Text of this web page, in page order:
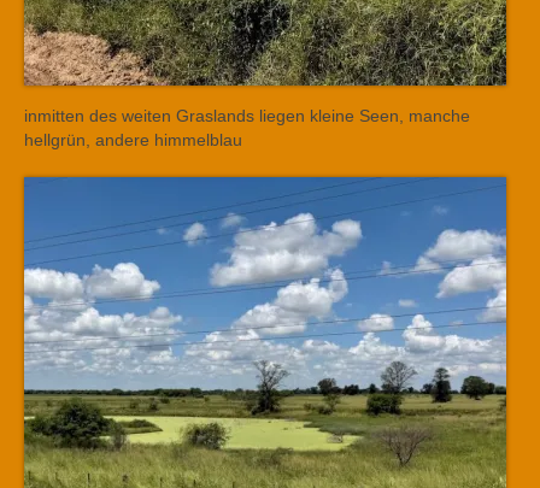
inmitten des weiten Graslands liegen kleine Seen, manche
hellgrün, andere himmelblau